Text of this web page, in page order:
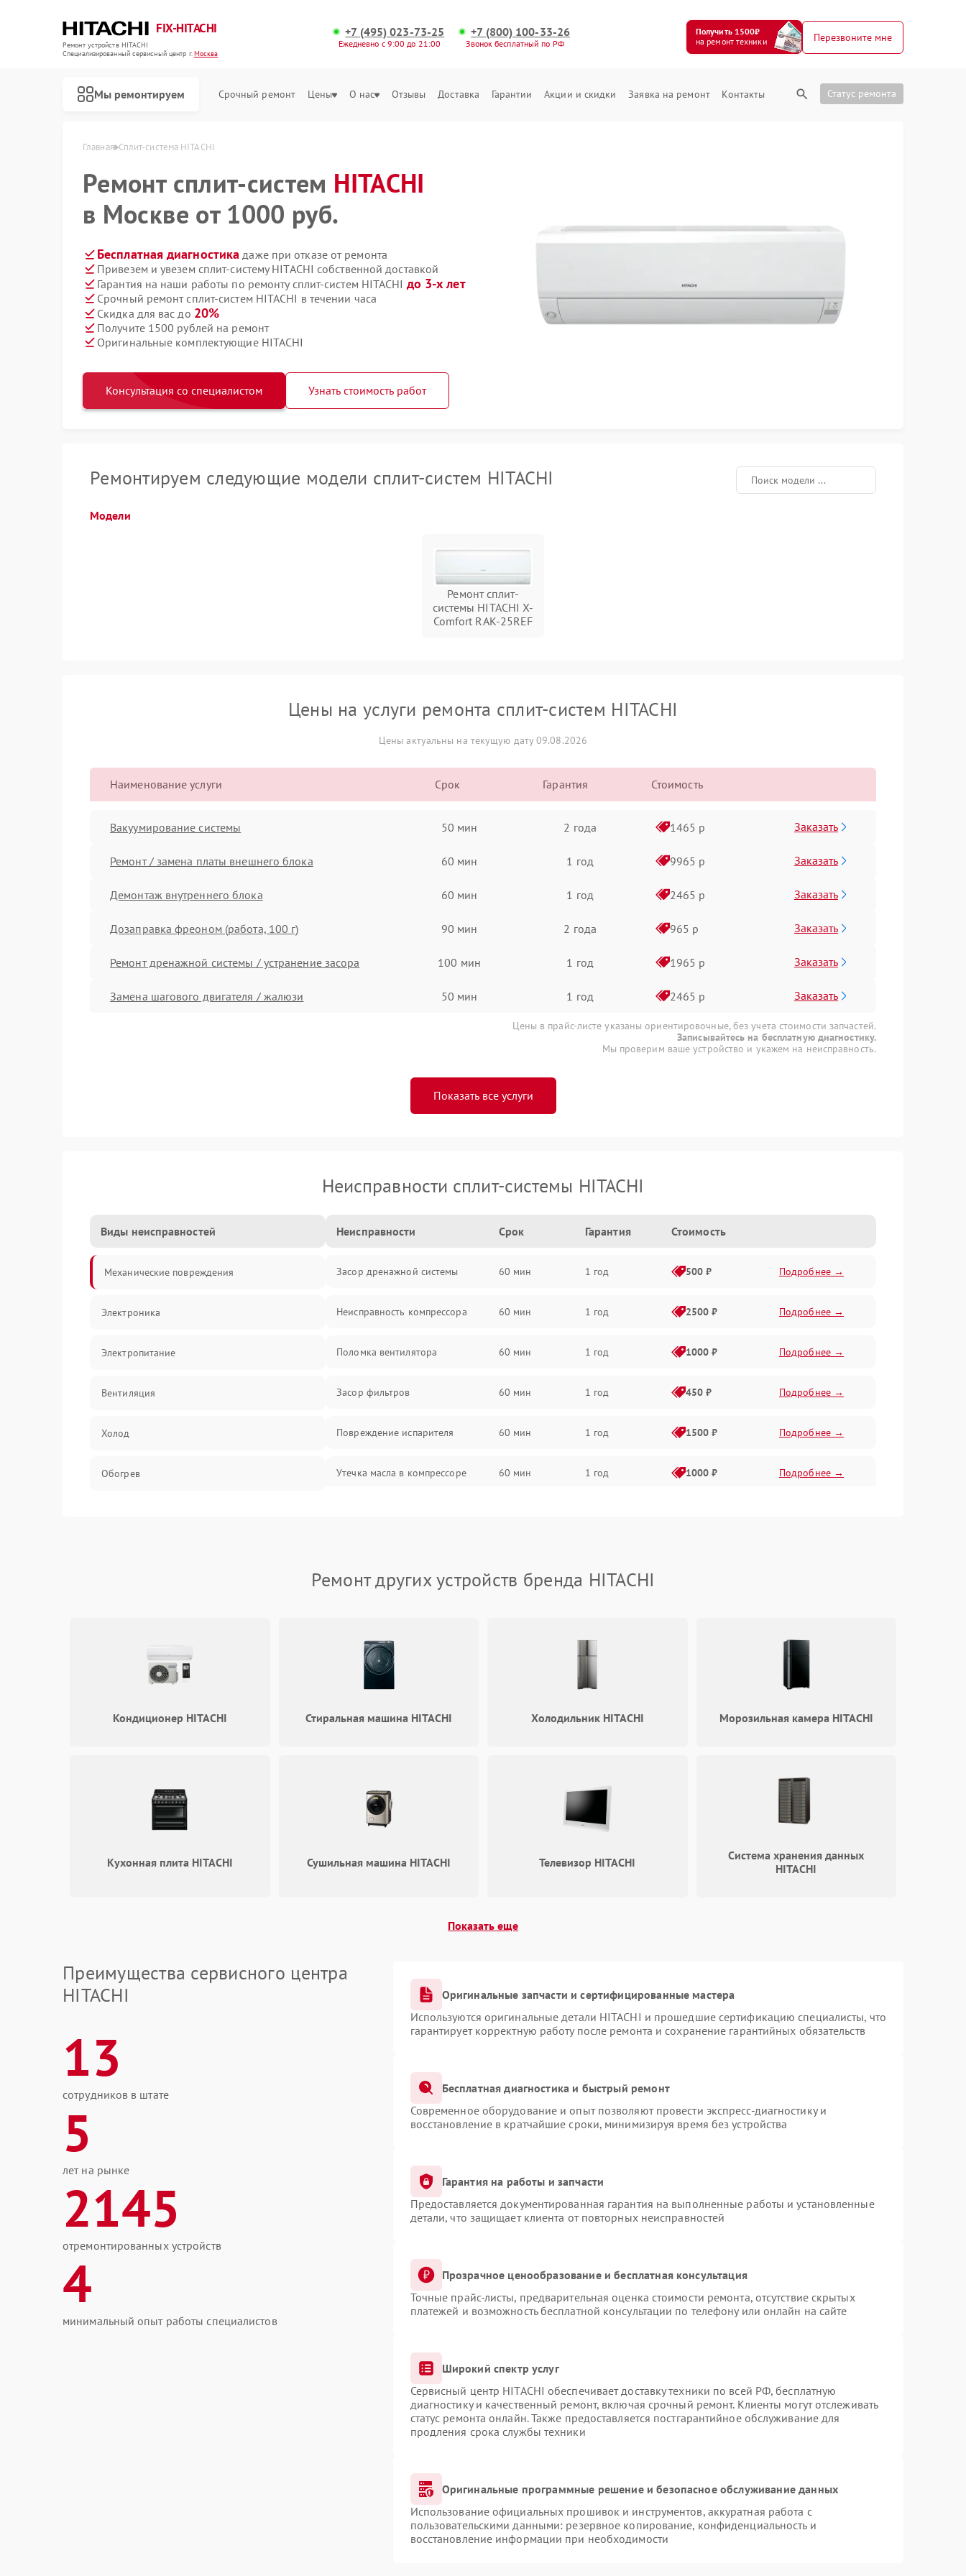
FIX-HITACHI
Ремонт устройств HITACHI
Специализированный cервисный центр г.Москва
+7 (495) 023-73-25
Ежедневно с 9:00 до 21:00
+7 (800) 100-33-26
Звонок бесплатный по РФ
Получить 1500₽
на ремонт техники
Перезвоните мне
Мы ремонтируем Срочный ремонт Цены О нас Отзывы Доставка Гарантии Акции и скидки Заявка на ремонт Контакты Статус ремонта
Главная Сплит-система HITACHI
Ремонт сплит-систем HITACHI
в Москве от 1000 руб.
Бесплатная диагностика даже при отказе от ремонта
Привезем и увезем сплит-систему HITACHI собственной доставкой
Гарантия на наши работы по ремонту сплит-систем HITACHI до 3-х лет
Срочный ремонт сплит-систем HITACHI в течении часа
Скидка для вас до 20%
Получите 1500 рублей на ремонт
Оригинальные комплектующие HITACHI
Консультация со специалистом Узнать стоимость работ
Ремонтируем следующие модели сплит-систем HITACHI
Модели
Ремонт сплит-
системы HITACHI X-
Comfort RAK-25REF
Цены на услуги ремонта сплит-систем HITACHI
Цены актуальны на текущую дату 09.08.2026
Наименование услуги Срок Гарантия Стоимость
Вакуумирование системы 50 мин 2 года 1465 р Заказать
Ремонт / замена платы внешнего блока 60 мин 1 год 9965 р Заказать
Демонтаж внутреннего блока 60 мин 1 год 2465 р Заказать
Дозаправка фреоном (работа, 100 г) 90 мин 2 года 965 р Заказать
Ремонт дренажной системы / устранение засора 100 мин 1 год 1965 р Заказать
Замена шагового двигателя / жалюзи 50 мин 1 год 2465 р Заказать
Цены в прайс-листе указаны ориентировочные, без учета стоимости запчастей.
Записывайтесь на бесплатную диагностику.
Мы проверим ваше устройство и укажем на неисправность.
Показать все услуги
Неисправности сплит-системы HITACHI
Виды неисправностей
Механические повреждения
Электроника
Электропитание
Вентиляция
Холод
Обогрев
Неисправности Срок Гарантия Стоимость
Засор дренажной системы 60 мин 1 год 500 ₽ Подробнее →
Неисправность компрессора 60 мин 1 год 2500 ₽ Подробнее →
Поломка вентилятора 60 мин 1 год 1000 ₽ Подробнее →
Засор фильтров 60 мин 1 год 450 ₽ Подробнее →
Повреждение испарителя 60 мин 1 год 1500 ₽ Подробнее →
Утечка масла в компрессоре 60 мин 1 год 1000 ₽ Подробнее →
Ремонт других устройств бренда HITACHI
Кондиционер HITACHI Стиральная машина HITACHI Холодильник HITACHI Морозильная камера HITACHI
Кухонная плита HITACHI Сушильная машина HITACHI Телевизор HITACHI
Система хранения данных
HITACHI
Показать еще
Преимущества сервисного центра
HITACHI
13
сотрудников в штате
5
лет на рынке
2145
отремонтированных устройств
4
минимальный опыт работы специалистов
Оригинальные запчасти и сертифицированные мастера
Используются оригинальные детали HITACHI и прошедшие сертификацию специалисты, что
гарантирует корректную работу после ремонта и сохранение гарантийных обязательств
Бесплатная диагностика и быстрый ремонт
Современное оборудование и опыт позволяют провести экспресс-диагностику и
восстановление в кратчайшие сроки, минимизируя время без устройства
Гарантия на работы и запчасти
Предоставляется документированная гарантия на выполненные работы и установленные
детали, что защищает клиента от повторных неисправностей
Прозрачное ценообразование и бесплатная консультация
Точные прайс-листы, предварительная оценка стоимости ремонта, отсутствие скрытых
платежей и возможность бесплатной консультации по телефону или онлайн на сайте
Широкий спектр услуг
Сервисный центр HITACHI обеспечивает доставку техники по всей РФ, бесплатную
диагностику и качественный ремонт, включая срочный ремонт. Клиенты могут отслеживать
статус ремонта онлайн. Также предоставляется постгарантийное обслуживание для
продления срока службы техники
Оригинальные программные решение и безопасное обслуживание данных
Использование официальных прошивок и инструментов, аккуратная работа с
пользовательскими данными: резервное копирование, конфиденциальность и
восстановление информации при необходимости